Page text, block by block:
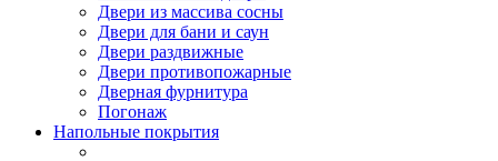
Двери из массива сосны
Двери для бани и саун
Двери раздвижные
Двери противопожарные
Дверная фурнитура
Погонаж
Напольные покрытия